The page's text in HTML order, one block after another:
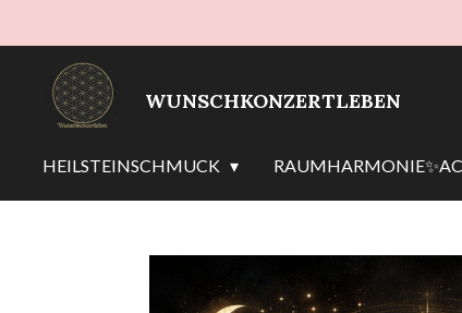
springen
WUNSCHKONZERTLEBEN
HEILSTEINSCHMUCK